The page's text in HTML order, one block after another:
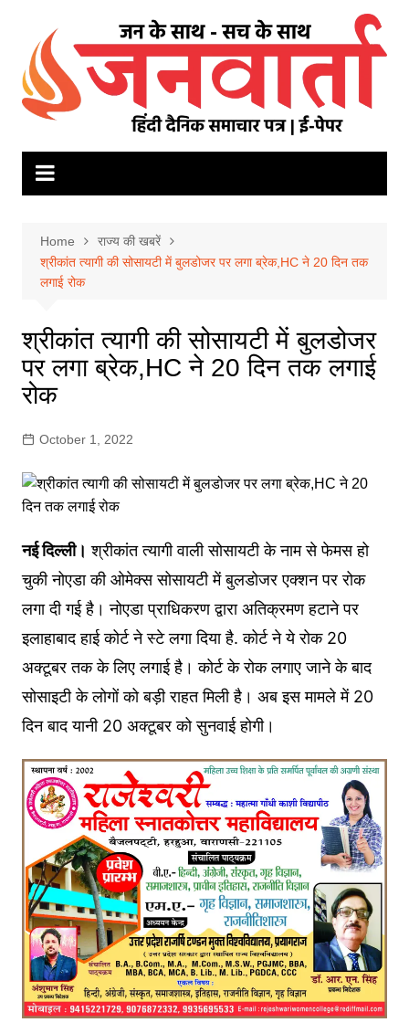
content
Home
राज्य की खबरें
श्रीकांत त्यागी की सोसायटी में बुलडोजर पर लगा ब्रेक,HC ने 20 दिन तक
लगाई रोक
श्रीकांत त्यागी की सोसायटी में बुलडोजर
पर लगा ब्रेक,HC ने 20 दिन तक लगाई
रोक
October 1, 2022
नई दिल्ली। श्रीकांत त्यागी वाली सोसायटी के नाम से फेमस हो
चुकी नोएडा की ओमेक्स सोसायटी में बुलडोजर एक्शन पर रोक
लगा दी गई है। नोएडा प्राधिकरण द्वारा अतिक्रमण हटाने पर
इलाहाबाद हाई कोर्ट ने स्टे लगा दिया है. कोर्ट ने ये रोक 20
अक्टूबर तक के लिए लगाई है। कोर्ट के रोक लगाए जाने के बाद
सोसाइटी के लोगों को बड़ी राहत मिली है। अब इस मामले में 20
दिन बाद यानी 20 अक्टूबर को सुनवाई होगी।